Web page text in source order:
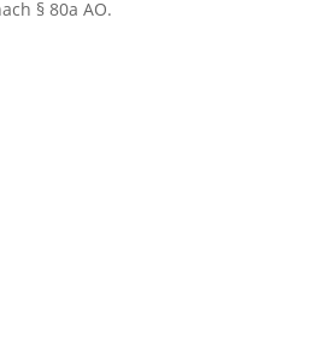
§ 80a AO.